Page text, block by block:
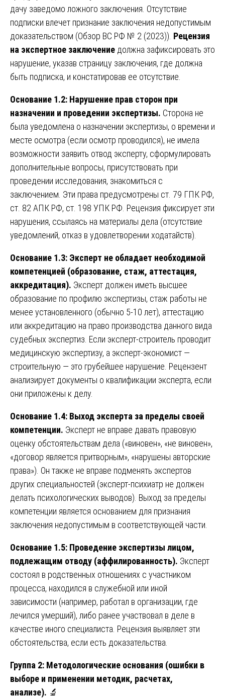
дачу заведомо ложного заключения. Отсутствие
подписки влечет признание заключения недопустимым
доказательством (Обзор ВС РФ № 2 (2023)). Рецензия
на экспертное заключение должна зафиксировать это
нарушение, указав страницу заключения, где должна
быть подписка, и констатировав ее отсутствие.
Основание 1.2: Нарушение прав сторон при
назначении и проведении экспертизы. Сторона не
была уведомлена о назначении экспертизы, о времени и
месте осмотра (если осмотр проводился), не имела
возможности заявить отвод эксперту, сформулировать
дополнительные вопросы, присутствовать при
проведении исследования, знакомиться с
заключением. Эти права предусмотрены ст. 79 ГПК РФ,
ст. 82 АПК РФ, ст. 198 УПК РФ. Рецензия фиксирует эти
нарушения, ссылаясь на материалы дела (отсутствие
уведомлений, отказ в удовлетворении ходатайств).
Основание 1.3: Эксперт не обладает необходимой
компетенцией (образование, стаж, аттестация,
аккредитация). Эксперт должен иметь высшее
образование по профилю экспертизы, стаж работы не
менее установленного (обычно 5-10 лет), аттестацию
или аккредитацию на право производства данного вида
судебных экспертиз. Если эксперт-строитель проводит
медицинскую экспертизу, а эксперт-экономист —
строительную — это грубейшее нарушение. Рецензент
анализирует документы о квалификации эксперта, если
они приложены к делу.
Основание 1.4: Выход эксперта за пределы своей
компетенции. Эксперт не вправе давать правовую
оценку обстоятельствам дела («виновен», «не виновен»,
«договор является притворным», «нарушены авторские
права»). Он также не вправе подменять экспертов
других специальностей (эксперт-психиатр не должен
делать психологических выводов). Выход за пределы
компетенции является основанием для признания
заключения недопустимым в соответствующей части.
Основание 1.5: Проведение экспертизы лицом,
подлежащим отводу (аффилированность). Эксперт
состоял в родственных отношениях с участником
процесса, находился в служебной или иной
зависимости (например, работал в организации, где
лечился умерший), либо ранее участвовал в деле в
качестве иного специалиста. Рецензия выявляет эти
обстоятельства, если есть доказательства.
Группа 2: Методологические основания (ошибки в
выборе и применении методик, расчетах,
анализе). 🔬